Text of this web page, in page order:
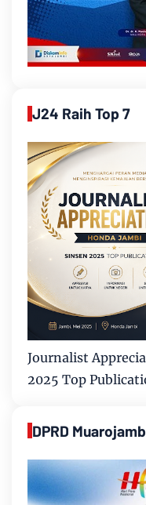
J24 Raih Top 7
Journalist
2025 Top
DPRD